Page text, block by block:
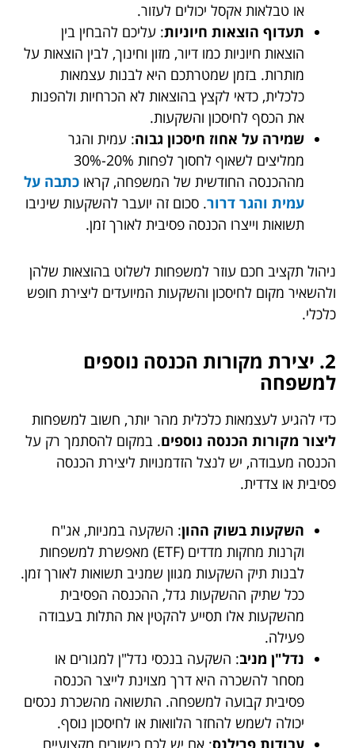
או טבלאות אקסל יכולים לעזור.
תעדוף הוצאות חיוניות: עליכם להבחין בין
הוצאות חיוניות כמו דיור, מזון וחינוך, לבין הוצאות על
מותרות. בזמן שמטרתכם היא לבנות עצמאות
כלכלית, כדאי לקצץ בהוצאות לא הכרחיות ולהפנות
את הכסף לחיסכון והשקעות.
שמירה על אחוז חיסכון גבוה: עמית והגר
ממליצים לשאוף לחסוך לפחות 20%-30%
מההכנסה החודשית של המשפחה, קראו כתבה על
עמית והגר דרור. סכום זה יועבר להשקעות שיניבו
תשואות וייצרו הכנסה פסיבית לאורך זמן.
ניהול תקציב חכם עוזר למשפחות לשלוט בהוצאות שלהן
ולהשאיר מקום לחיסכון והשקעות המיועדים ליצירת חופש
כלכלי.
2. יצירת מקורות הכנסה נוספים
למשפחה
כדי להגיע לעצמאות כלכלית מהר יותר, חשוב למשפחות
ליצור מקורות הכנסה נוספים. במקום להסתמך רק על
הכנסה מעבודה, יש לנצל הזדמנויות ליצירת הכנסה
פסיבית או צדדית.
השקעות בשוק ההון: השקעה במניות, אג"ח
וקרנות מחקות מדדים (ETF) מאפשרת למשפחות
לבנות תיק השקעות מגוון שמניב תשואות לאורך זמן.
ככל שתיק ההשקעות גדל, ההכנסה הפסיבית
מהשקעות אלו תסייע להקטין את התלות בעבודה
פעילה.
נדל"ן מניב: השקעה בנכסי נדל"ן למגורים או
מסחר להשכרה היא דרך מצוינת לייצר הכנסה
פסיבית קבועה למשפחה. התשואה מהשכרת נכסים
יכולה לשמש להחזר הלוואות או לחיסכון נוסף.
עבודות פרילנס: אם יש לכם כישורים מקצועיים